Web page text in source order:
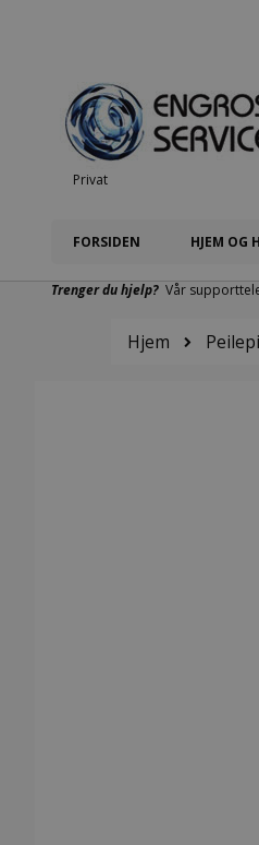
Privat
FORSIDEN HJEM OG
Trenger du hjelp? Vår
Hjem